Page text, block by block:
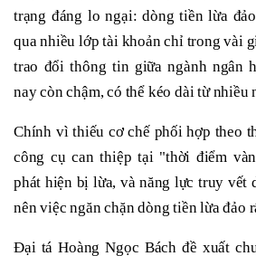
trạng đáng lo ngại: dòng tiền lừa
qua nhiều lớp tài khoản chỉ trong vài
trao đổi thông tin giữa ngành ngân
nay còn chậm, có thể kéo dài từ nhiều
Chính vì thiếu cơ chế phối hợp theo
công cụ can thiệp tại "thời điểm
phát hiện bị lừa, và năng lực truy vết
nên việc ngăn chặn dòng tiền lừa đảo
Đại tá Hoàng Ngọc Bách đề xuất